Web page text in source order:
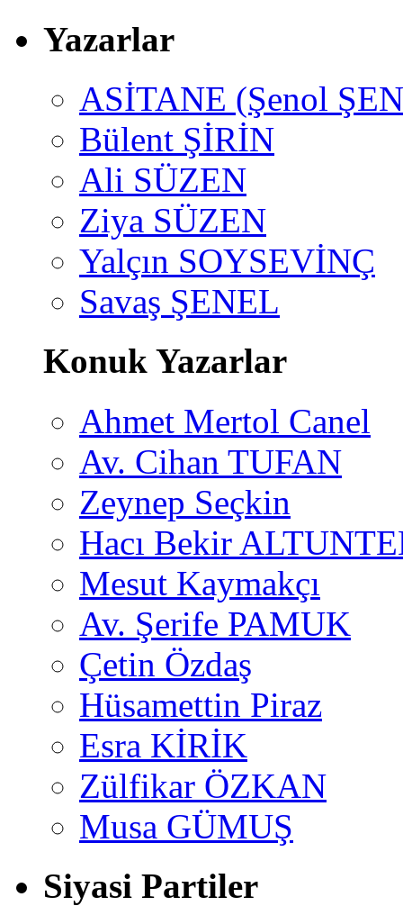
Yazarlar
ASİTANE (Şenol
Bülent ŞİRİN
Ali SÜZEN
Ziya SÜZEN
Yalçın SOYSEVİNÇ
Savaş ŞENEL
Konuk Yazarlar
Ahmet Mertol Canel
Av. Cihan TUFAN
Zeynep Seçkin
Hacı Bekir
Mesut Kaymakçı
Av. Şerife PAMUK
Çetin Özdaş
Hüsamettin Piraz
Esra KİRİK
Zülfikar ÖZKAN
Musa GÜMUŞ
Siyasi Partiler